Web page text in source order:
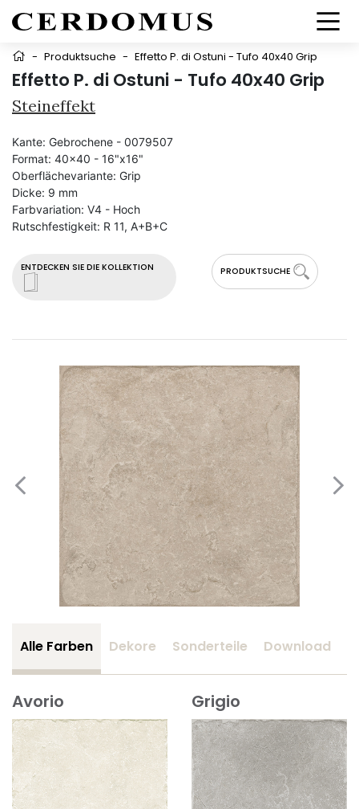
- Produktsuche - Effetto P. di Ostuni - Tufo 40x40 Grip
Effetto P. di Ostuni - Tufo 40x40 Grip
Steineffekt
ENTDECKEN SIE DIE KOLLEKTION PRODUKTSUCHE
Kante: Gebrochene - 0079507
Format: 40x40 - 16"x16"
Oberflächevariante: Grip
Dicke: 9 mm
Farbvariation: V4 - Hoch
Rutschfestigkeit: R 11, A+B+C
Alle Farben Dekore Sonderteile Download
Avorio Grigio